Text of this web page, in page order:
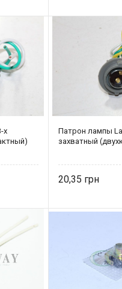
х
Патрон лампы
захватный
20,35